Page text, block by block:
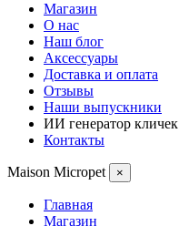
Магазин
О нас
Наш блог
Аксессуары
Доставка и оплата
Отзывы
Наши выпускники
ИИ генератор кличек
Контакты
Maison Micropet ×
Главная
Магазин